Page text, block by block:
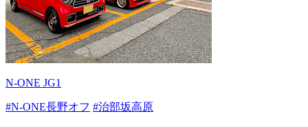
N-ONE JG1
#N-ONE長野オフ #治部坂高原